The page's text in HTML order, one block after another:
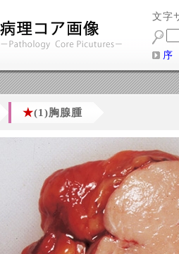
文字
序
★(1)胸腺腫